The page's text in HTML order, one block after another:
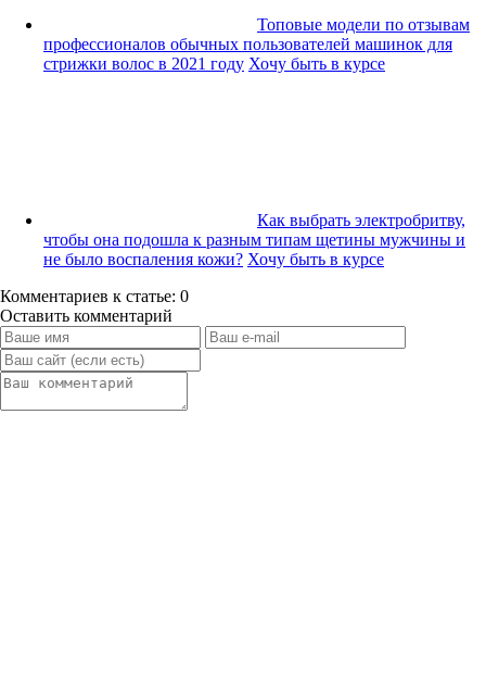
Топовые модели по отзывам
профессионалов обычных пользователей машинок для
стрижки волос в 2021 году Хочу быть в курсе
Как выбрать электробритву,
чтобы она подошла к разным типам щетины мужчины и
не было воспаления кожи? Хочу быть в курсе
Комментариев к статье: 0
Оставить комментарий